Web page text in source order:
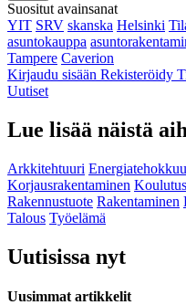
Suositut avainsanat
YIT SRV skanska Helsinki
asuntokauppa
Tampere Caverion
Kirjaudu sisään Rekisteröidy
Uutiset
Lue lisää näistä
Arkkitehtuuri
Korjausrakentaminen
Rakennustuote Rakentaminen
Talous Työelämä
Uutisissa nyt
Uusimmat artikkelit